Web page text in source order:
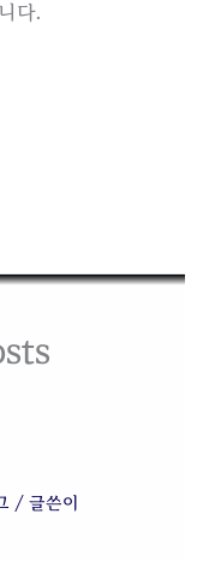
다.
/ 글쓴이